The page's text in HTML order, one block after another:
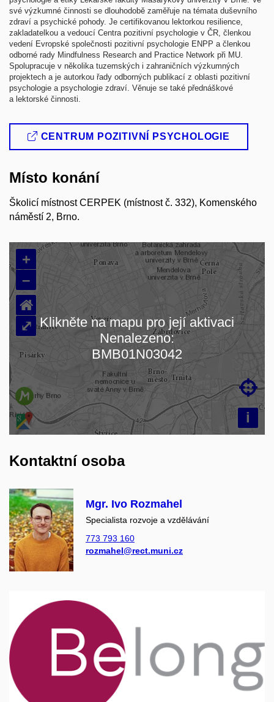
své výzkumné činnosti se dlouhodobě zaměřuje na témata duševního
zdraví a psychické pohody. Je certifikovanou lektorkou resilience,
zakladatelkou a vedoucí Centra pozitivní psychologie v ČR, členkou
vedení Evropské společnosti pozitivní psychologie ENPP a členkou
odborné rady Mindfulness Research and Practice Network při MU.
Spolupracuje v několika tuzemských i zahraničních výzkumných
projektech a je autorkou řady odborných publikací z oblasti pozitivní
psychologie a psychologie zdraví. Věnuje se také přednáškové
a lektorské činnosti.
CENTRUM POZITIVNÍ PSYCHOLOGIE
Místo konání
Školicí místnost CERPEK (místnost č. 332), Komenského
náměstí 2, Brno.
Načítám mapu…
+
–
i

⌂
⤢ Klikněte na mapu pro její aktivaci
Nenalezeno:
BMB01N03042
Kontaktní osoba
Mgr. Ivo Rozmahel
Specialista rozvoje a vzdělávání
773 793 160
rozmahel@rect.muni.cz